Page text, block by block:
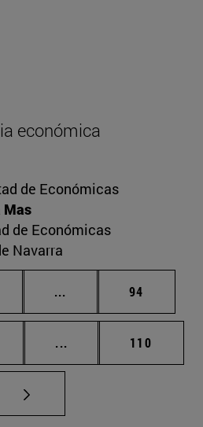
económica
de Económicas
Mas
de Económicas
Navarra
... Páginas intermedias
Página
94
... Páginas intermedias
Página
110